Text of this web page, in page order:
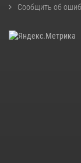
Сообщить об